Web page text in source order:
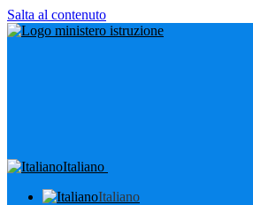
Salta al contenuto
Italiano
Italiano